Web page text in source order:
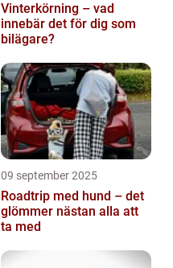
Vinterkörning – vad
innebär det för dig som
bilägare?
09 september 2025
Roadtrip med hund – det
glömmer nästan alla att
ta med